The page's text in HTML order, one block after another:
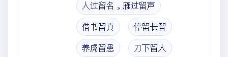
人过留名，雁过留声
借书留真 停留长智
养虎留患 刀下留人